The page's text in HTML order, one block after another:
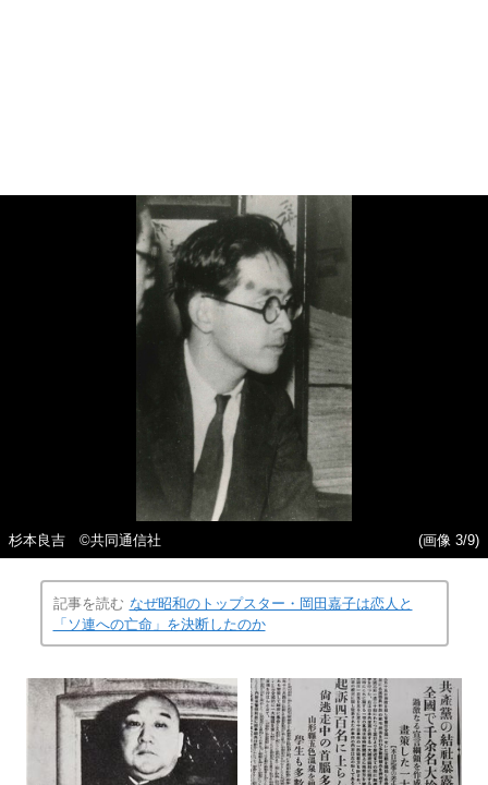
杉本良吉 ©共同通信社 (画像 3/9)
記事を読む なぜ昭和のトップスター・岡田嘉子は恋人と
「ソ連への亡命」を決断したのか